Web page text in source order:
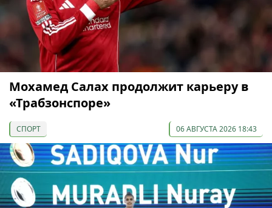
Мохамед Салах продолжит карьеру в
«Трабзонспоре»
СПОРТ 06 АВГУСТА 2026 18:43